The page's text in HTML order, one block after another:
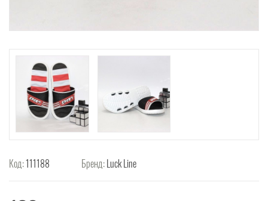
Код:111188 Бренд:Luck Line